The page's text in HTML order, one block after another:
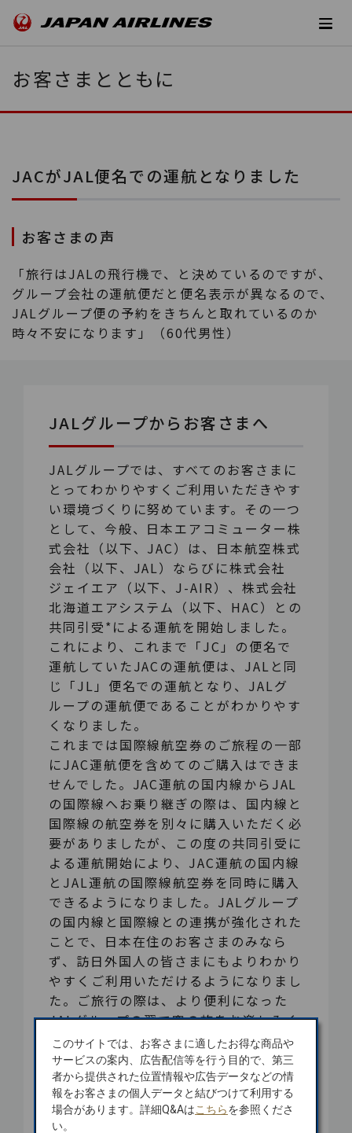
お客さまとともに
JACがJAL便名での運航となりました
お客さまの声
「旅行はJALの飛行機で、と決めているのですが、
グループ会社の運航便だと便名表示が異なるので、
JALグループ便の予約をきちんと取れているのか
時々不安になります」（60代男性）
JALグループからお客さまへ
JALグループでは、すべてのお客さまに
とってわかりやすくご利用いただきやす
い環境づくりに努めています。その一つ
として、今般、日本エアコミューター株
式会社（以下、JAC）は、日本航空株式
会社（以下、JAL）ならびに株式会社
ジェイエア（以下、J-AIR）、株式会社
北海道エアシステム（以下、HAC）との
共同引受*による運航を開始しました。
これにより、これまで「JC」の便名で
運航していたJACの運航便は、JALと同
じ「JL」便名での運航となり、JALグ
ループの運航便であることがわかりやす
くなりました。
これまでは国際線航空券のご旅程の一部
にJAC運航便を含めてのご購入はできま
せんでした。JAC運航の国内線からJAL
の国際線へお乗り継ぎの際は、国内線と
国際線の航空券を別々に購入いただく必
要がありましたが、この度の共同引受に
よる運航開始により、JAC運航の国内線
とJAL運航の国際線航空券を同時に購入
できるようになりました。JALグループ
の国内線と国際線との連携が強化された
ことで、日本在住のお客さまのみなら
ず、訪日外国人の皆さまにもよりわかり
やすくご利用いただけるようになりまし
た。ご旅行の際は、より便利になった
JALグループの翼で空の旅をお楽しみく
ださい。
JALグループはこれからもお客さまの声
を大切に、日本の翼として、移動を通し
た地域活性化の取り組みを継続してまい
ります。
このサイトでは、お客さまに適したお得な商品や
サービスの案内、広告配信等を行う目的で、第三
者から提供された位置情報や広告データなどの情
報をお客さまの個人データと結びつけて利用する
場合があります。詳細Q&Aはこちらを参照くださ
い。